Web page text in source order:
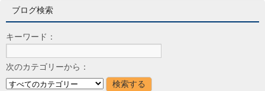
ブログ検索
キーワード：
次のカテゴリーから：